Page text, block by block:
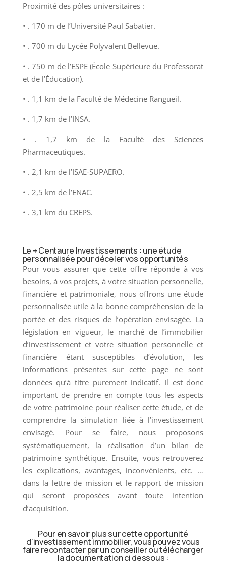
Proximité des pôles universitaires :
• . 170 m de l’Université Paul Sabatier.
• . 700 m du Lycée Polyvalent Bellevue.
• . 750 m de l’ESPE (École Supérieure du Professorat
et de l’Éducation).
• . 1,1 km de la Faculté de Médecine Rangueil.
• . 1,7 km de l’INSA.
• . 1,7 km de la Faculté des Sciences
Pharmaceutiques.
• . 2,1 km de l’ISAE-SUPAERO.
• . 2,5 km de l’ENAC.
• . 3,1 km du CREPS.
Le + Centaure Investissements : une étude
personnalisée pour déceler vos opportunités
Pour vous assurer que cette offre réponde à vos
besoins, à vos projets, à votre situation personnelle,
financière et patrimoniale, nous offrons une étude
personnalisée utile à la bonne compréhension de la
portée et des risques de l’opération envisagée. La
législation en vigueur, le marché de l’immobilier
d’investissement et votre situation personnelle et
financière étant susceptibles d’évolution, les
informations présentes sur cette page ne sont
données qu’à titre purement indicatif. Il est donc
important de prendre en compte tous les aspects
de votre patrimoine pour réaliser cette étude, et de
comprendre la simulation liée à l’investissement
envisagé. Pour se faire, nous proposons
systématiquement, la réalisation d’un bilan de
patrimoine synthétique. Ensuite, vous retrouverez
les explications, avantages, inconvénients, etc. …
dans la lettre de mission et le rapport de mission
qui seront proposées avant toute intention
d’acquisition.
Pour en savoir plus sur cette opportunité
d’investissement immobilier, vous pouvez vous
faire recontacter par un conseiller ou télécharger
la documentation ci dessous :